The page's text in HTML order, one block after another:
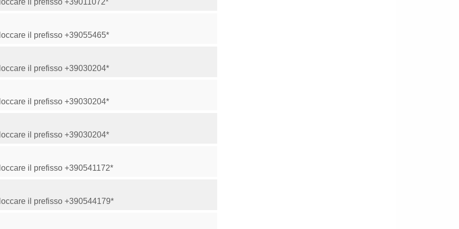
il prefisso +39011072*
il prefisso +39055465*
il prefisso +39030204*
il prefisso +39030204*
il prefisso +39030204*
il prefisso +390541172*
il prefisso +390544179*